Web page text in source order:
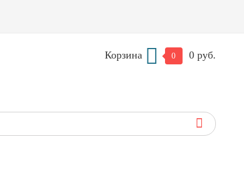
Корзина 0 0 руб.